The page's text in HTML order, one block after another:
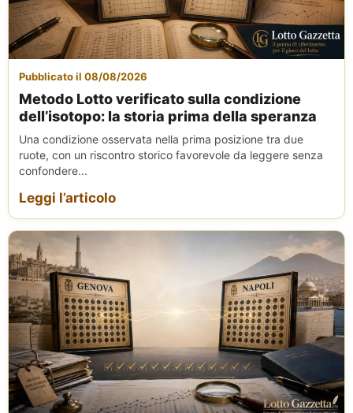
Pubblicato il 08/08/2026
Metodo Lotto verificato sulla condizione
dell’isotopo: la storia prima della speranza
Una condizione osservata nella prima posizione tra due
ruote, con un riscontro storico favorevole da leggere senza
confondere...
Leggi l’articolo